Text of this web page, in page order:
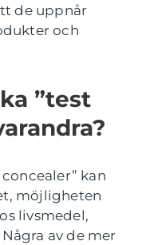
de uppnår
och
”test
kan
möjligheten
livsmedel,
av de mer